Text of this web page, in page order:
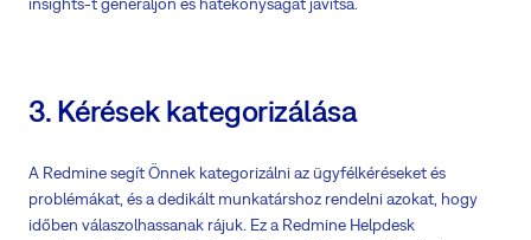
insights-t generáljon és hatékonyságát javítsa.
3. Kérések kategorizálása
A Redmine segít Önnek kategorizálni az ügyfélkéréseket és
problémákat, és a dedikált munkatárshoz rendelni azokat, hogy
időben válaszolhassanak rájuk. Ez a Redmine Helpdesk